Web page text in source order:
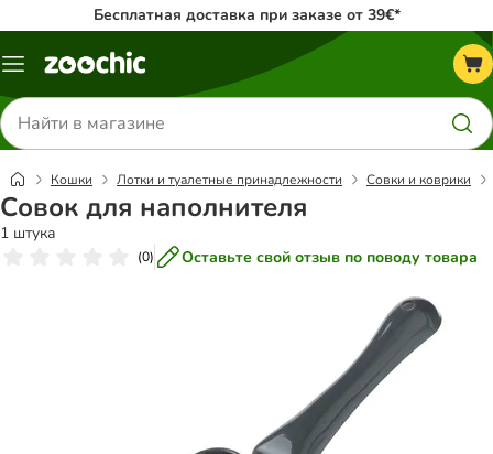
Бесплатная доставка при заказе от 39€*
Каталог
Поиск
товаров
Кошки Лотки и туалетные принадлежности Совки и коврики
Совок для наполнителя
1 штука
(0) Оставьте свой отзыв по поводу товара